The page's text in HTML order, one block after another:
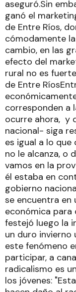
aseguró.Sin
ganó el
de Entre Ríos,
cómodamente
cambio, en las
efecto del
rural no es
de Entre
corresponden a
ocurre ahora, y
nacional- siga
es igual a lo
no le alcanza, o
vamos en la
él estaba en
gobierno
se encuentra en
económica para
festejó luego la
un duro invierno
este fenómeno
participar, a
radicalismo es
los jóvenes: